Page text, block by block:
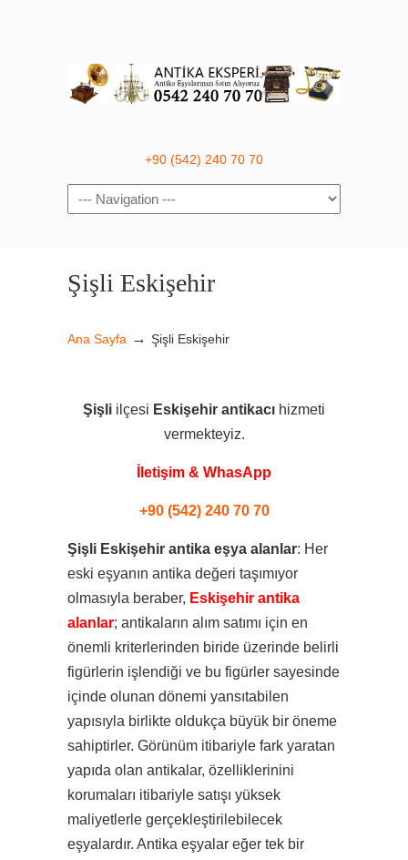
+90 (542) 240 70 70
Navigation
Şişli Eskişehir
Ana Sayfa → Şişli Eskişehir
Şişli ilçesi Eskişehir antikacı hizmeti
vermekteyiz.
İletişim & WhasApp
+90 (542) 240 70 70
Şişli Eskişehir antika eşya alanlar: Her
eski eşyanın antika değeri taşımıyor
olmasıyla beraber, Eskişehir antika
alanlar; antikaların alım satımı için en
önemli kriterlerinden biride üzerinde belirli
figürlerin işlendiği ve bu figürler sayesinde
içinde olunan dönemi yansıtabilen
yapısıyla birlikte oldukça büyük bir öneme
sahiptirler. Görünüm itibariyle fark yaratan
yapıda olan antikalar, özelliklerinini
korumaları itibariyle satışı yüksek
maliyetlerle gerçekleştirilebilecek
eşyalardır. Antika eşyalar eğer tek bir